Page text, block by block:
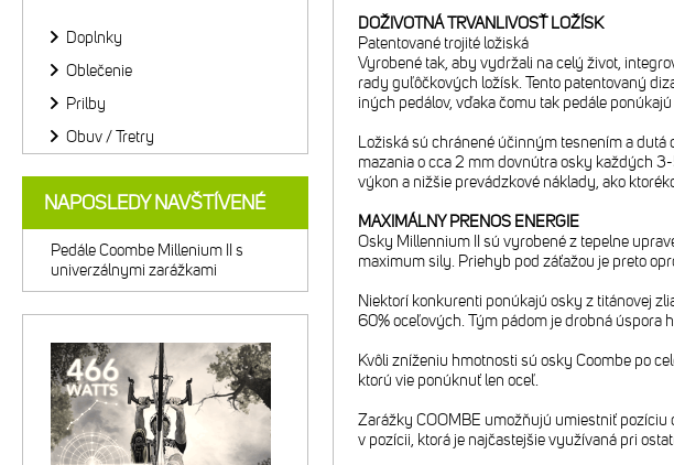
DOŽIVOTNÁ TRVANLIVOSŤ LOŽÍSK
Patentované trojité ložiská
Vyrobené tak, aby vydržali na celý život,
rady guľôčkových ložísk. Tento patentovaný
iných pedálov, vďaka čomu tak pedále
Ložiská sú chránené účinným tesnením a dutá
mazania o cca 2 mm dovnútra osky každých
výkon a nižšie prevádzkové náklady, ako
MAXIMÁLNY PRENOS ENERGIE
Osky Millennium II sú vyrobené z tepelne
maximum sily. Priehyb pod záťažou je preto
Niektorí konkurenti ponúkajú osky z titánovej
60% oceľových. Tým pádom je drobná úspora
Kvôli zníženiu hmotnosti sú osky Coombe po
ktorú vie ponúknuť len oceľ.
Zarážky COOMBE umožňujú umiestniť
v pozícii, ktorá je najčastejšie využívaná pri
Doplnky
Oblečenie
Prilby
Obuv / Tretry
NAPOSLEDY NAVŠTÍVENÉ
Pedále Coombe Millenium II s
univerzálnymi zarážkami